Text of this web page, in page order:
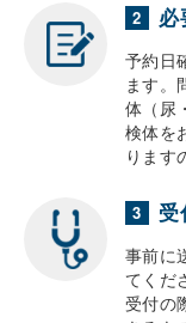
2 必
予約日
ます。
体（尿
検体を
ります
3 受
事前に
てくだ
受付の